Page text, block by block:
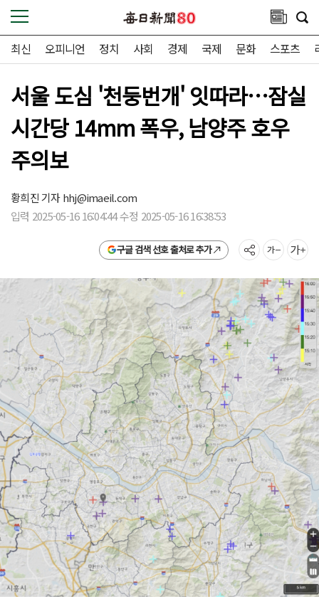
최신 오피니언 정치 사회 경제 국제 문화 스포츠
서울 도심 '천둥번개' 잇따라…잠실
시간당 14mm 폭우, 남양주 호우
주의보
황희진 기자hhj@imaeil.com
입력 2025-05-16 16:04:44 수정 2025-05-16 16:38:53
구글 검색 선호 출처로 추가